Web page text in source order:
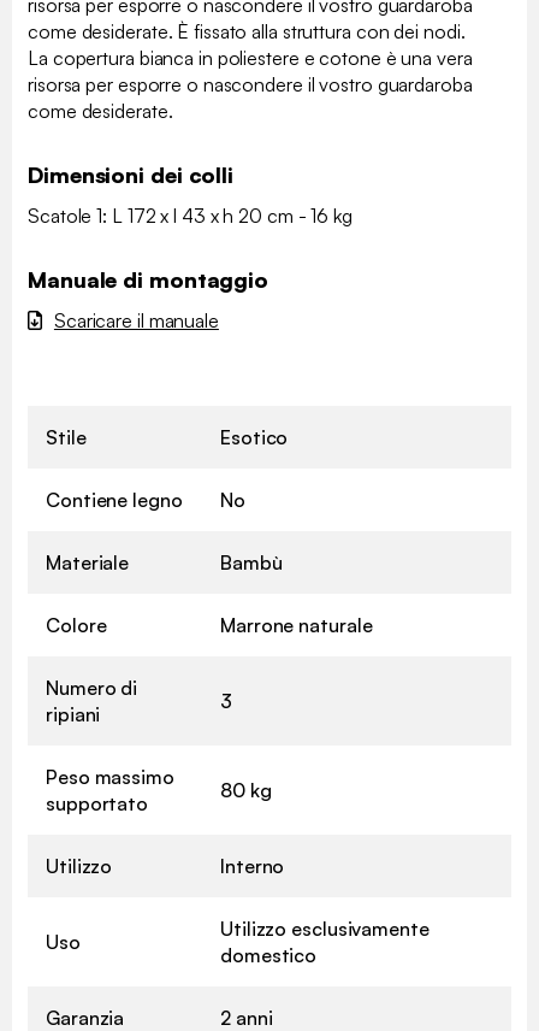
come desiderate. È fissato alla struttura con dei nodi.
La copertura bianca in poliestere e cotone è una vera
risorsa per esporre o nascondere il vostro guardaroba
come desiderate.
Dimensioni dei colli
Scatole 1: L 172 x l 43 x h 20 cm - 16 kg
Manuale di montaggio
Scaricare il manuale
Stile Esotico
Contiene legno No
Materiale Bambù
Colore Marrone naturale
Numero di
ripiani
3
Peso massimo
supportato
80 kg
Utilizzo Interno
Uso
Utilizzo esclusivamente
domestico
Garanzia 2 anni